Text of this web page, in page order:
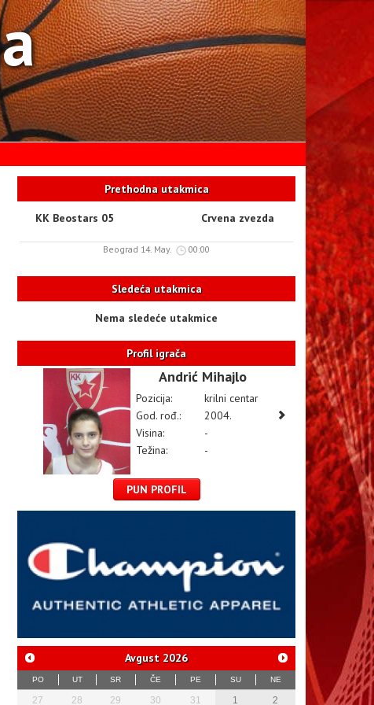
Prethodna utakmica
KK Beostars 05 Crvena zvezda
Beograd 14. May. 00:00
Sledeća utakmica
Nema sledeće utakmice
Profil igrača
Andrić Mihajlo
Pozicija:
krilni centar
God. rođ.:
2004.
Visina:
-
Težina:
-
PUN PROFIL
Avgust 2026
PO UT SR ČE PE SU NE
27 28 29 30 31 1 2